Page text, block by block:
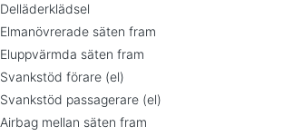
Delläderklädsel
Elmanövrerade säten fram
Eluppvärmda säten fram
Svankstöd förare (el)
Svankstöd passagerare (el)
Airbag mellan säten fram